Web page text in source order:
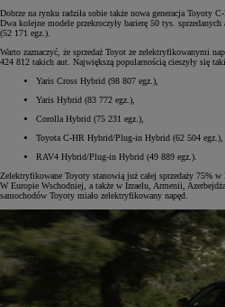
Dobrze na rynku radziła sobie także nowa generacja Toyoty
Dwa kolejne modele przekroczyły barierę 50 tys.
(52 171 egz.).
Warto zaznaczyć, że sprzedaż Toyot ze zelektryfikowanymi
424 812 takich aut. Największą popularnością cieszyły się
Yaris Cross Hybrid (98 807 egz.),
Yaris Hybrid (83 772 egz.),
Corolla Hybrid (75 231 egz.),
Toyota C-HR Hybrid/Plug-in Hybrid (62 504 egz.),
RAV4 Hybrid/Plug-in Hybrid (49 889 egz.).
Zelektryfikowane Toyoty stanowią już całej sprzedaży 75% w
W Europie Wschodniej, a także w Izraelu, Armenii,
samochodów Toyoty miało zelektryfikowany napęd.